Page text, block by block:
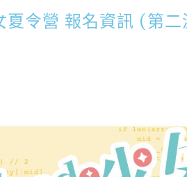
令營 報名資訊 (第